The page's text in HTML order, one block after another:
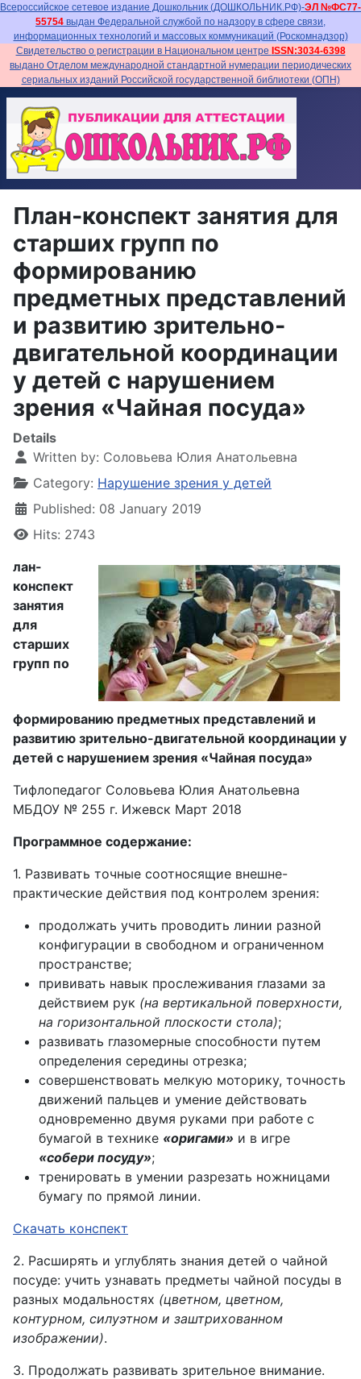
Всероссийское сетевое издание Дошкольник (ДОШКОЛЬНИК.РФ)-ЭЛ №ФС77-
55754 выдан Федеральной службой по надзору в сфере связи,
информационных технологий и массовых коммуникаций (Роскомнадзор)
Свидетельство о регистрации в Национальном центре ISSN:3034-6398
выдано Отделом международной стандартной нумерации периодических
сериальных изданий Российской государственной библиотеки (ОПН)
План-конспект занятия для
старших групп по
формированию
предметных представлений
и развитию зрительно-
двигательной координации
у детей с нарушением
зрения «Чайная посуда»
Details
Written by: Соловьева Юлия Анатольевна
Category: Нарушение зрения у детей
Published: 08 January 2019
Hits: 2743
лан-
конспект
занятия
для
старших
групп по
формированию предметных представлений и
развитию зрительно-двигательной координации у
детей с нарушением зрения «Чайная посуда»
Тифлопедагог Соловьева Юлия Анатольевна
МБДОУ № 255 г. Ижевск Март 2018
Программное содержание:
1. Развивать точные соотносящие внешне-
практические действия под контролем зрения:
продолжать учить проводить линии разной
конфигурации в свободном и ограниченном
пространстве;
прививать навык прослеживания глазами за
действием рук (на вертикальной поверхности,
на горизонтальной плоскости стола);
развивать глазомерные способности путем
определения середины отрезка;
совершенствовать мелкую моторику, точность
движений пальцев и умение действовать
одновременно двумя руками при работе с
бумагой в технике «оригами» и в игре
«собери посуду»;
тренировать в умении разрезать ножницами
бумагу по прямой линии.
Скачать конспект
2. Расширять и углублять знания детей о чайной
посуде: учить узнавать предметы чайной посуды в
разных модальностях (цветном, цветном,
контурном, силуэтном и заштрихованном
изображении).
3. Продолжать развивать зрительное внимание.